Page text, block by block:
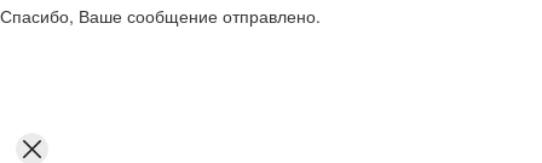
Спасибо, Ваше сообщение отправлено.